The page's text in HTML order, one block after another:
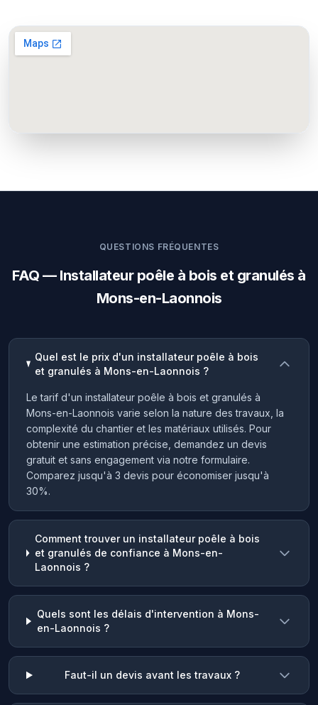
QUESTIONS FRÉQUENTES
FAQ — Installateur poêle à bois et granulés à
Mons-en-Laonnois
Quel est le prix d'un installateur poêle à bois
et granulés à Mons-en-Laonnois ?
Le tarif d'un installateur poêle à bois et granulés à
Mons-en-Laonnois varie selon la nature des travaux, la
complexité du chantier et les matériaux utilisés. Pour
obtenir une estimation précise, demandez un devis
gratuit et sans engagement via notre formulaire.
Comparez jusqu'à 3 devis pour économiser jusqu'à
30%.
Comment trouver un installateur poêle à bois
et granulés de confiance à Mons-en-
Laonnois ?
Quels sont les délais d'intervention à Mons-
en-Laonnois ?
Faut-il un devis avant les travaux ?